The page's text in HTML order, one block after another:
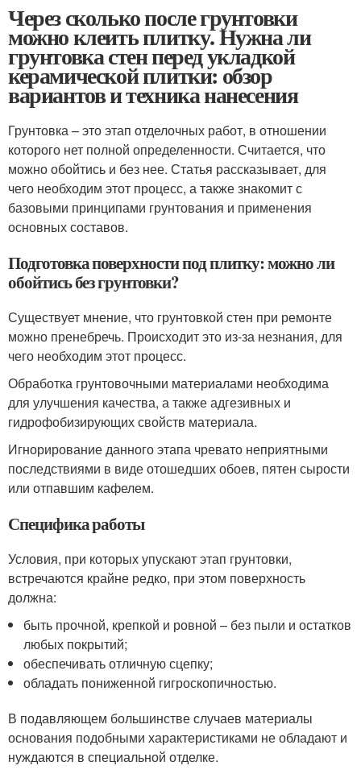
Через сколько после грунтовки
можно клеить плитку. Нужна ли
грунтовка стен перед укладкой
керамической плитки: обзор
вариантов и техника нанесения
Грунтовка – это этап отделочных работ, в отношении
которого нет полной определенности. Считается, что
можно обойтись и без нее. Статья рассказывает, для
чего необходим этот процесс, а также знакомит с
базовыми принципами грунтования и применения
основных составов.
Подготовка поверхности под плитку: можно ли
обойтись без грунтовки?
Существует мнение, что грунтовкой стен при ремонте
можно пренебречь. Происходит это из-за незнания, для
чего необходим этот процесс.
Обработка грунтовочными материалами необходима
для улучшения качества, а также адгезивных и
гидрофобизирующих свойств материала.
Игнорирование данного этапа чревато неприятными
последствиями в виде отошедших обоев, пятен сырости
или отпавшим кафелем.
Специфика работы
Условия, при которых упускают этап грунтовки,
встречаются крайне редко, при этом поверхность
должна:
быть прочной, крепкой и ровной – без пыли и остатков
любых покрытий;
обеспечивать отличную сцепку;
обладать пониженной гигроскопичностью.
В подавляющем большинстве случаев материалы
основания подобными характеристиками не обладают и
нуждаются в специальной отделке.